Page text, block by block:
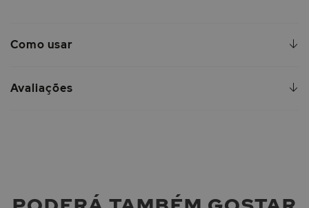
Como usar
Avaliações